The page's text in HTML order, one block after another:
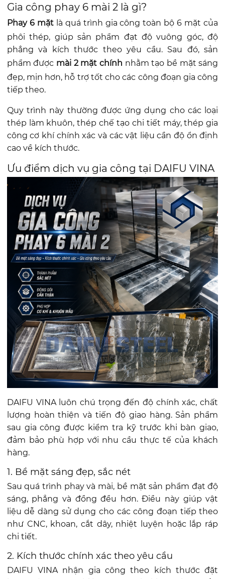
Gia công phay 6 mài 2 là gì?
Phay 6 mặtlà quá trình gia công toàn bộ 6 mặt của
phôi thép, giúp sản phẩm đạt độ vuông góc, độ
phẳng và kích thước theo yêu cầu. Sau đó, sản
phẩm được mài 2 mặt chính nhằm tạo bề mặt sáng
đẹp, mịn hơn, hỗ trợ tốt cho các công đoạn gia công
tiếp theo.
Quy trình này thường được ứng dụng cho các loại
thép làm khuôn, thép chế tạo chi tiết máy, thép gia
công cơ khí chính xác và các vật liệu cần độ ổn định
cao về kích thước.
Ưu điểm dịch vụ gia công tại DAIFU VINA
DAIFU VINA luôn chú trọng đến độ chính xác, chất
lượng hoàn thiện và tiến độ giao hàng. Sản phẩm
sau gia công được kiểm tra kỹ trước khi bàn giao,
đảm bảo phù hợp với nhu cầu thực tế của khách
hàng.
1. Bề mặt sáng đẹp, sắc nét
Sau quá trình phay và mài, bề mặt sản phẩm đạt độ
sáng, phẳng và đồng đều hơn. Điều này giúp vật
liệu dễ dàng sử dụng cho các công đoạn tiếp theo
như CNC, khoan, cắt dây, nhiệt luyện hoặc lắp ráp
chi tiết.
2. Kích thước chính xác theo yêu cầu
DAIFU VINA nhận gia công theo kích thước đặt